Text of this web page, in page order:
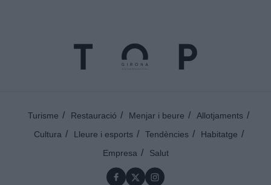
Turisme Restauració Menjar i beure
Allotjaments
Cultura
Lleure i esports Tendències
Habitatge
Empresa
Salut